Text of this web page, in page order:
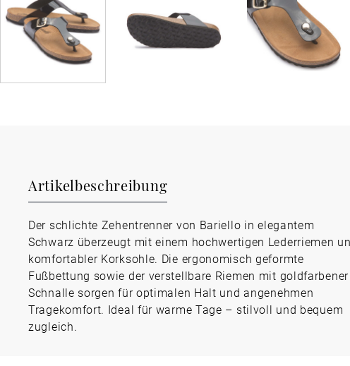
Artikelbeschreibung
Der schlichte Zehentrenner von Bariello in elegantem
Schwarz überzeugt mit einem hochwertigen Lederriemen
komfortabler Korksohle. Die ergonomisch geformte
Fußbettung sowie der verstellbare Riemen mit goldfarbener
Schnalle sorgen für optimalen Halt und angenehmen
Tragekomfort. Ideal für warme Tage – stilvoll und bequem
zugleich.